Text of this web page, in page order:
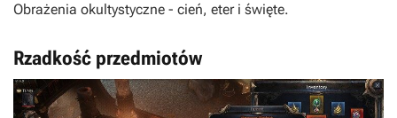
Obrażenia okultystyczne - cień, eter i święte.
Rzadkość przedmiotów